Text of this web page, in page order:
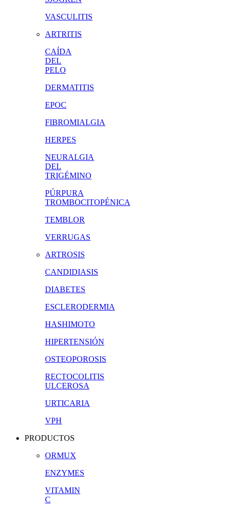
VASCULITIS
ARTRITIS
CAÍDA
DEL
PELO
DERMATITIS
EPOC
FIBROMIALGIA
HERPES
NEURALGIA
DEL
TRIGÉMINO
PÚRPURA
TROMBOCITOPÉNICA
TEMBLOR
VERRUGAS
ARTROSIS
CANDIDIASIS
DIABETES
ESCLERODERMIA
HASHIMOTO
HIPERTENSIÓN
OSTEOPOROSIS
RECTOCOLITIS
ULCEROSA
URTICARIA
VPH
PRODUCTOS
ORMUX
ENZYMES
VITAMIN
C